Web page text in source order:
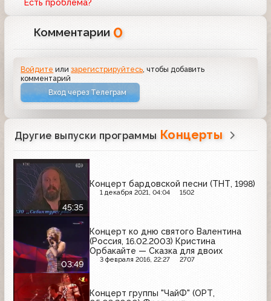
Есть проблема?
Комментарии 0
Войдите илизарегистрируйтесь , чтобы добавить
комментарий
Вход через Телеграм
Другие выпуски программы Концерты
45:35
Концерт бардовской песни (ТНТ, 1998)
1 декабря 2021, 04:04 1502
03:49
Концерт ко дню святого Валентина
(Россия, 16.02.2003) Кристина
Орбакайте — Сказка для двоих
3 февраля 2016, 22:27 2707
Концерт группы "ЧайФ" (ОРТ,